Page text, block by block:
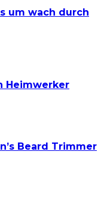
um wach durch
Heimwerker
Beard Trimmer